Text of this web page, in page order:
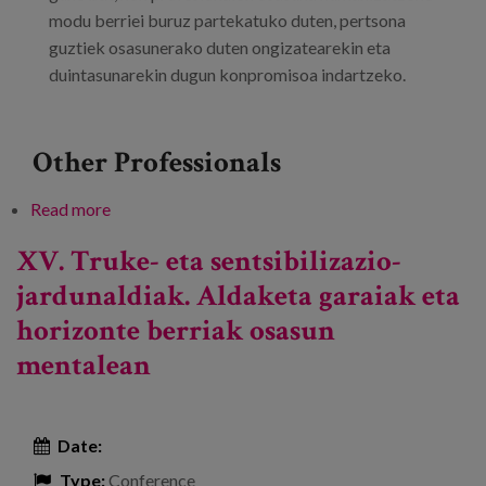
modu berriei buruz partekatuko duten, pertsona
guztiek osasunerako duten ongizatearekin eta
duintasunarekin dugun konpromisoa indartzeko.
Other Professionals
Read moreabout Osasunaren Humanizazioari buruzko XXIX.
XV. Truke- eta sentsibilizazio-
jardunaldiak. Aldaketa garaiak eta
horizonte berriak osasun
mentalean
Date:
Type:Conference